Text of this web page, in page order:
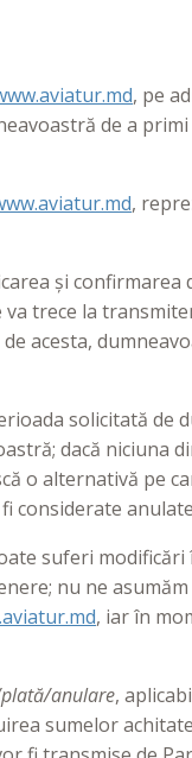
, pe
de a
,
și
trece la
acesta,
solicitată de
dacă niciuna
o alternativă pe
considerate
suferi
nu ne asumăm
, iar în
anulare,
sumelor